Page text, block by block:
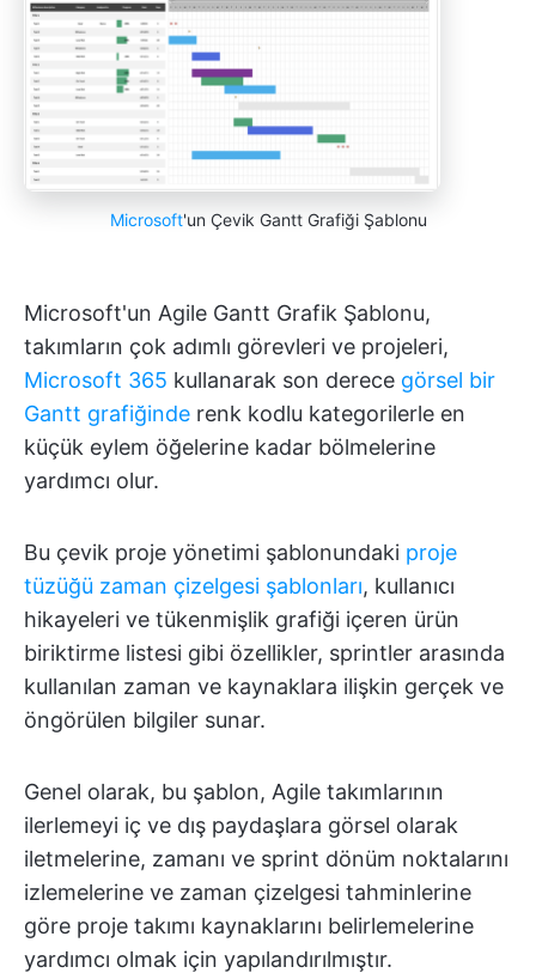
Microsoft'un Çevik Gantt Grafiği Şablonu
Microsoft'un Agile Gantt Grafik Şablonu,
takımların çok adımlı görevleri ve projeleri,
Microsoft 365 kullanarak son derece görsel bir
Gantt grafiğinde renk kodlu kategorilerle en
küçük eylem öğelerine kadar bölmelerine
yardımcı olur.
Bu çevik proje yönetimi şablonundaki proje
tüzüğü zaman çizelgesi şablonları, kullanıcı
hikayeleri ve tükenmişlik grafiği içeren ürün
biriktirme listesi gibi özellikler, sprintler arasında
kullanılan zaman ve kaynaklara ilişkin gerçek ve
öngörülen bilgiler sunar.
Genel olarak, bu şablon, Agile takımlarının
ilerlemeyi iç ve dış paydaşlara görsel olarak
iletmelerine, zamanı ve sprint dönüm noktalarını
izlemelerine ve zaman çizelgesi tahminlerine
göre proje takımı kaynaklarını belirlemelerine
yardımcı olmak için yapılandırılmıştır.